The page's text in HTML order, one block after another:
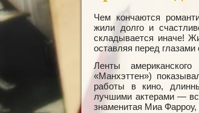
Чем кончаются
жили долго и
складывается иначе!
оставляя перед
Ленты
«Манхэттен»)
работы в кино,
лучшими актерами —
знаменитая Миа